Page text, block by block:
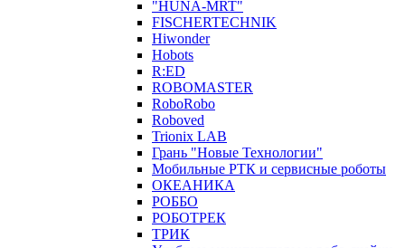
"HUNA-MRT"
FISCHERTECHNIK
Hiwonder
Hobots
R:ED
ROBOMASTER
RoboRobo
Roboved
Trionix LAB
Грань "Новые Технологии"
Мобильные РТК и сервисные роботы
ОКЕАНИКА
РОББО
РОБОТРЕК
ТРИК